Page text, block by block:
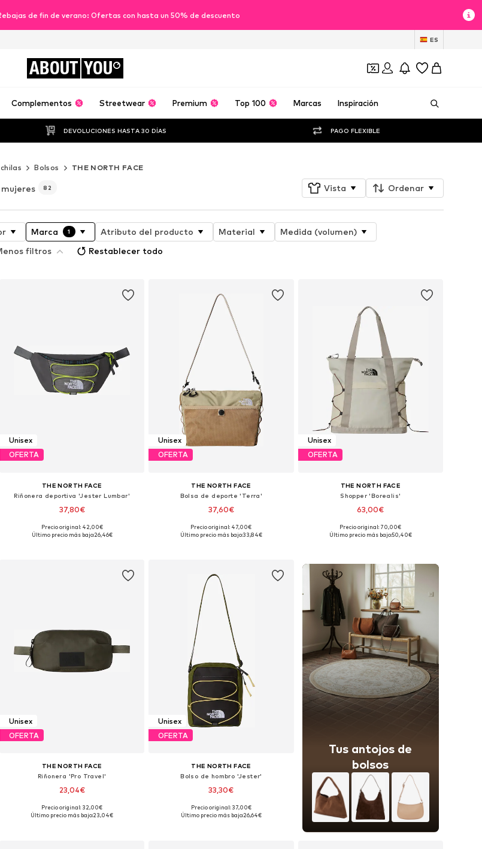
de fin de verano: Ofertas con hasta un 50% de descuento
ES
ABOUT YOU
Complementos Streetwear Premium Top 100 Marcas Inspiración
DEVOLUCIONES HASTA 30 DÍAS PAGO FLEXIBLE
Bolsos THE NORTH FACE
mujeres 82 Vista Ordenar
Marca 1 Atributo del producto Material
Medida (volumen)
filtros Restablecer todo
Unisex
OFERTA
THE NORTH FACE
Riñonera deportiva 'Jester Lumbar'
37,80€
Tallas disponibles: One Size
Precio original: 42,00€
Último precio más bajo:26,46€
Unisex
OFERTA
THE NORTH FACE
Bolsa de deporte 'Terra'
37,60€
Tallas disponibles: One Size
Precio original: 47,00€
Último precio más bajo:33,84€
Unisex
OFERTA
THE NORTH FACE
Shopper 'Borealis'
63,00€
Tallas disponibles: One Size
Precio original: 70,00€
Último precio más bajo:50,40€
Unisex
OFERTA
THE NORTH FACE
Riñonera 'Pro Travel'
23,04€
Tallas disponibles: One Size
Precio original: 32,00€
Último precio más bajo:23,04€
Unisex
OFERTA
THE NORTH FACE
Bolso de hombro 'Jester'
33,30€
Tallas disponibles: One Size
Precio original: 37,00€
Último precio más bajo:26,64€
Tus antojos de
bolsos